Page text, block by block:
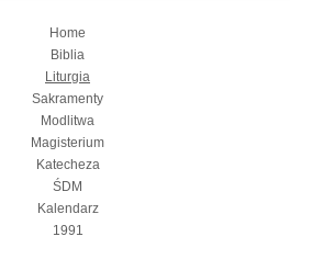
Home
Biblia
Liturgia
Sakramenty
Modlitwa
Magisterium
Katecheza
ŚDM
Kalendarz
1991